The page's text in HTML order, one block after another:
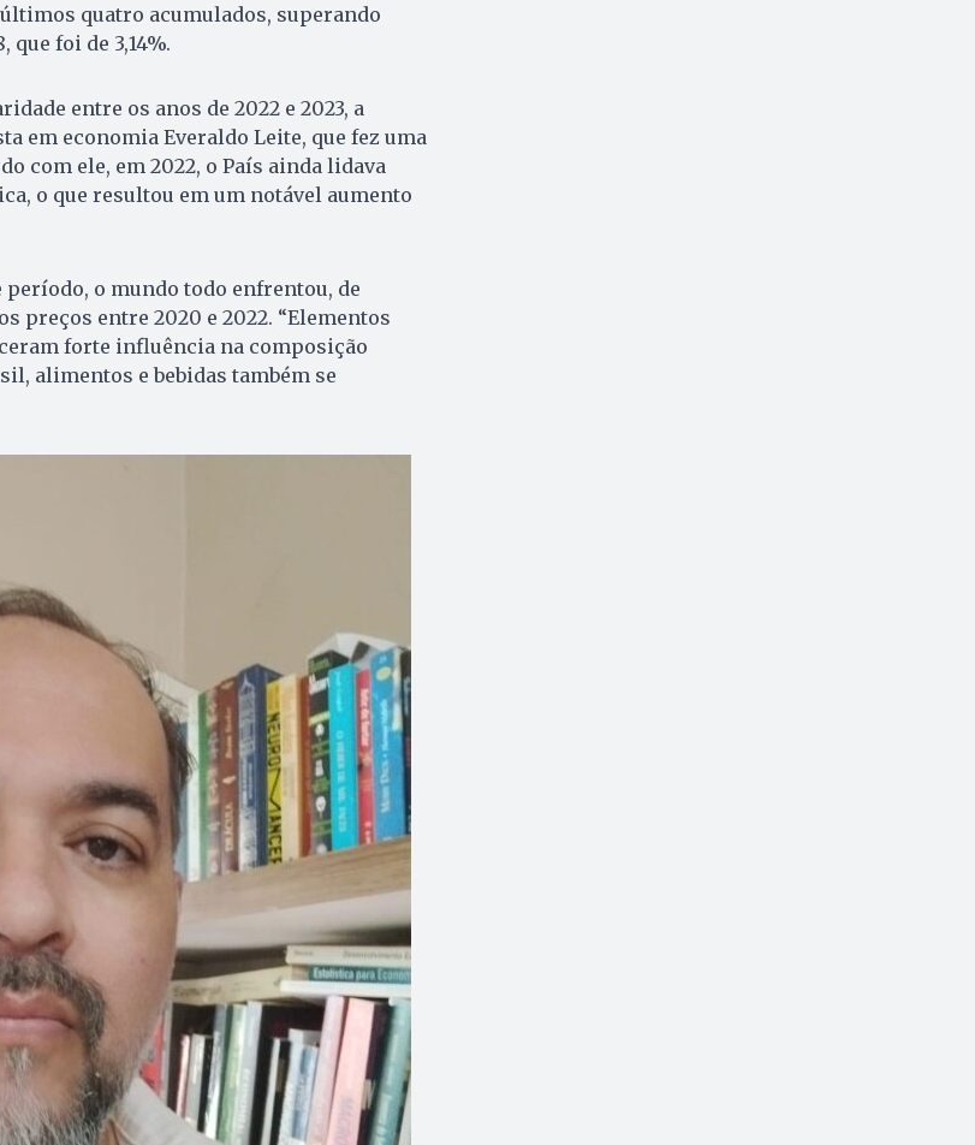
quatro acumulados, superando
que foi de 3,14%.
entre os anos de 2022 e 2023, a
em economia Everaldo Leite, que fez uma
com ele, em 2022, o País ainda lidava
o que resultou em um notável aumento
período, o mundo todo enfrentou, de
preços entre 2020 e 2022. “Elementos
forte influência na composição
alimentos e bebidas também se